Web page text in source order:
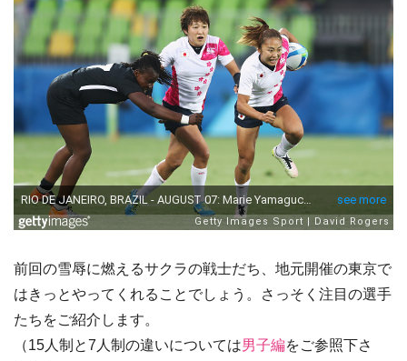
前回の雪辱に燃えるサクラの戦士だち、地元開催の東京で
はきっとやってくれることでしょう。さっそく注目の選手
たちをご紹介します。
（15人制と7人制の違いについては男子編をご参照下さ